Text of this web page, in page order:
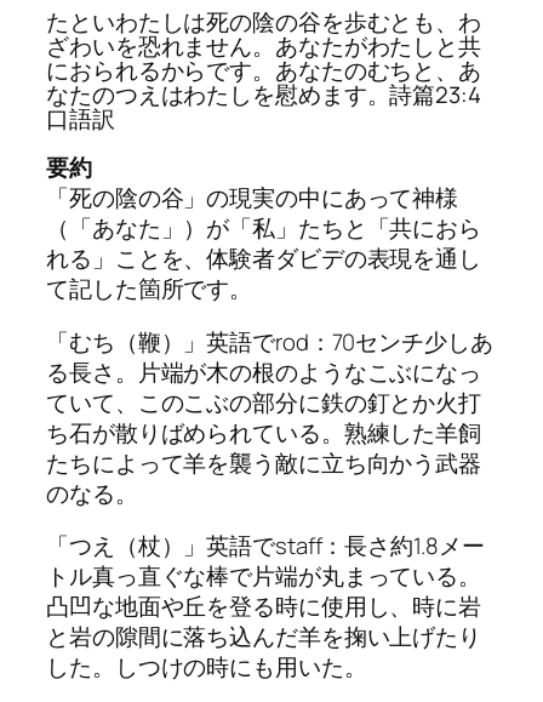
たといわたしは死の陰の谷を歩むとも、わ
ざわいを恐れません。あなたがわたしと共
におられるからです。あなたのむちと、あ
なたのつえはわたしを慰めます。詩篇23:4
口語訳
要約
「死の陰の谷」の現実の中にあって神様
（「あなた」）が「私」たちと「共におら
れる」ことを、体験者ダビデの表現を通し
て記した箇所です。
「むち（鞭）」英語でrod：70センチ少しあ
る長さ。片端が木の根のようなこぶになっ
ていて、このこぶの部分に鉄の釘とか火打
ち石が散りばめられている。熟練した羊飼
たちによって羊を襲う敵に立ち向かう武器
のなる。
「つえ（杖）」英語でstaff：長さ約1.8メー
トル真っ直ぐな棒で片端が丸まっている。
凸凹な地面や丘を登る時に使用し、時に岩
と岩の隙間に落ち込んだ羊を掬い上げたり
した。しつけの時にも用いた。